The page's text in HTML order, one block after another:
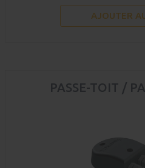
AJOUTER
PASSE-TOIT /